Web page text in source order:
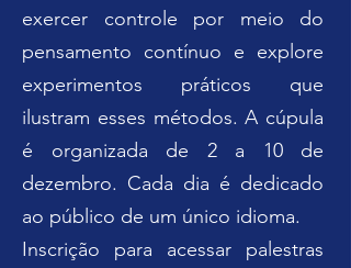
exercer controle por meio do
pensamento contínuo e explore
experimentos práticos que
ilustram esses métodos. A cúpula
é organizada de 2 a 10 de
dezembro. Cada dia é dedicado
ao público de um único idioma.
Inscrição para acessar palestras